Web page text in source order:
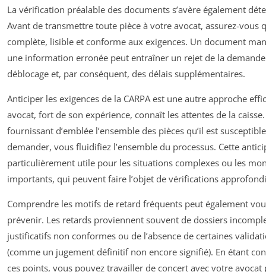
La vérification préalable des documents s’avère également
Avant de transmettre toute pièce à votre avocat, assurez-vous
complète, lisible et conforme aux exigences. Un document
une information erronée peut entraîner un rejet de la
déblocage et, par conséquent, des délais supplémentaires.
Anticiper les exigences de la CARPA est une autre approche
avocat, fort de son expérience, connaît les attentes de la
fournissant d’emblée l’ensemble des pièces qu’il est
demander, vous fluidifiez l’ensemble du processus. Cette
particulièrement utile pour les situations complexes ou les
importants, qui peuvent faire l’objet de vérifications
Comprendre les motifs de retard fréquents peut également
prévenir. Les retards proviennent souvent de dossiers
justificatifs non conformes ou de l’absence de certaines
(comme un jugement définitif non encore signifié). En étant
ces points, vous pouvez travailler de concert avec votre avocat